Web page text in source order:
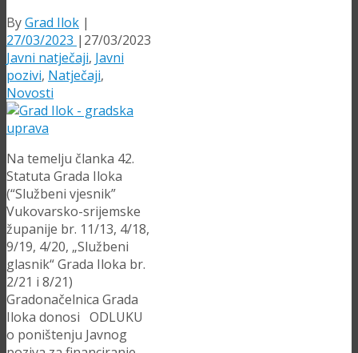
ByGrad Ilok |
27/03/2023 | 27/03/2023
Javni natječaji, Javni
pozivi, Natječaji,
Novosti
Na temelju članka 42.
Statuta Grada Iloka
(“Službeni vjesnik”
Vukovarsko-srijemske
županije br. 11/13, 4/18,
9/19, 4/20, „Službeni
glasnik“ Grada Iloka br.
2/21 i 8/21)
Gradonačelnica Grada
Iloka donosi ODLUKU
o poništenju Javnog